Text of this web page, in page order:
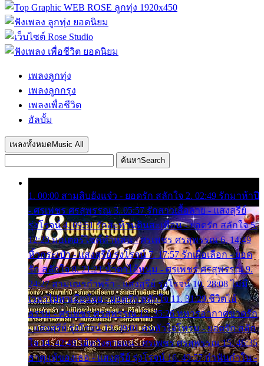
เพลงลูกทุ่ง
เพลงลูกกรุง
เพลงเพื่อชีวิต
อัลบั้ม
เพลงทั้งหมด Music All
ค้นหาSearch
1. 00:00 สามสิบยังแจ๋ว - ยอดรัก สลักใจ 2. 02:49 รักมาห้าปี
- ศรเพชร ศรสุพรรณ 3. 05:57 รักสาวเสื้อลาย - แสงสุรีย์
รุ่งโรจน์ 4. 09:51 รักสะท้านดินสะเทือน - ยอดรัก สลักใจ 5.
12:23 มอเตอร์ไซค์ทำหล่น - ศรเพชร ศรสุพรรณ 6. 14:49
หิ้วกระเป๋า - แสงสุรีย์ รุ่งโรจน์ 7. 17:57 รักเผื่อเลือก - ยอด
รัก สลักใจ 8. 21:21 น้ำตาไอ้หนุ่ม - ศรเพชร ศรสุพรรณ 9.
24:27 สามเณรกำพร้า - แสงสุรีย์ รุ่งโรจน์ 10. 28:08 ไม่มี
เวลาไปหาเมียน้อย - ยอดรัก สลักใจ 11. 31:29 ชีวิตไอ้
ธรรม - ศรเพชร ศรสุพรรณ 12. 35:26 ทหารอากาศขาดรัก
- แสงสุรีย์ รุ่งโรจน์ 13. 39:01 คนหัวใจโทรม - ยอดรัก สลัก
ใจ 14. 42:49 ไอ้หวังตายแน่ - ศรเพชร ศรสุพรรณ 15. 46:35
ธาตุแท้ของเธอ - แสงสุรีย์ รุ่งโรจน์ 16. 49:57 กำนันกำใน -